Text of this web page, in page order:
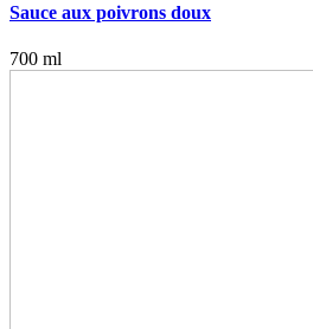
Sauce aux poivrons doux
700 ml